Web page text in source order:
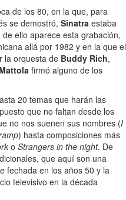
de los 80, en la que, para
se demostró, Sinatra estaba
ello aparece esta grabación,
allá por 1982 y en la que el
la orquesta de Buddy Rich,
firmó alguno de los
20 temas que harán las
que no faltan desde los
no nos suenen sus nombres (I
) hasta composiciones más
o Strangers in the night. De
que aquí son una
fechada en los años 50 y la
televisivo en la década